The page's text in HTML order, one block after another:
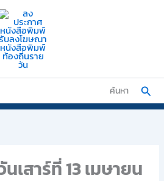
ค้นหา
เสาร์ที่ 13 เมษายน